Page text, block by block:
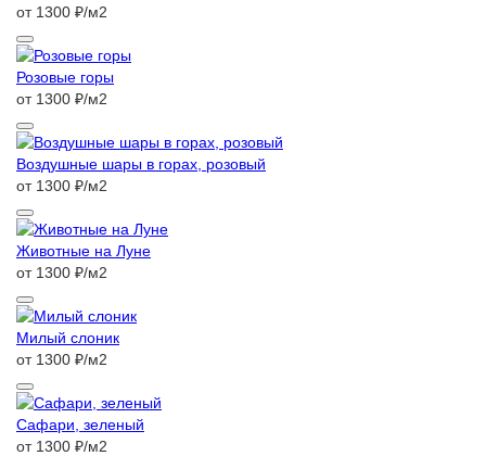
от 1300 ₽/м2
Розовые горы
от 1300 ₽/м2
Воздушные шары в горах, розовый
от 1300 ₽/м2
Животные на Луне
от 1300 ₽/м2
Милый слоник
от 1300 ₽/м2
Сафари, зеленый
от 1300 ₽/м2